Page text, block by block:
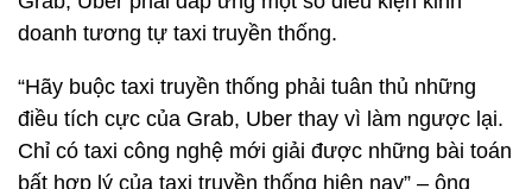
doanh tương tự taxi truyền thống.
“Hãy buộc taxi truyền thống phải tuân thủ những
điều tích cực của Grab, Uber thay vì làm ngược lại.
Chỉ có taxi công nghệ mới giải được những bài toán
bất hợp lý của taxi truyền thống hiện nay” – ông